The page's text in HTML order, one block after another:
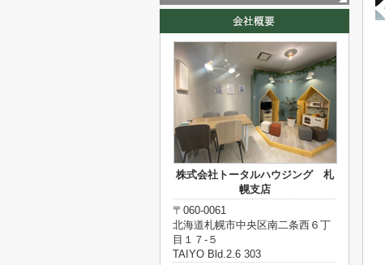
株式会社トータルハウジング 札
幌支店
〒060-0061
北海道札幌市中央区南二条西６丁
目１７‐５
TAIYO Bld.2.6 303